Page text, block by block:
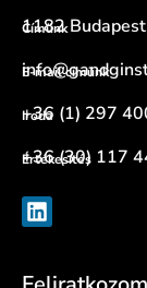
Címünk
1182
E-mail címünk
Iroda
+36 (1) 297
Értékesítés
+36 (30) 117